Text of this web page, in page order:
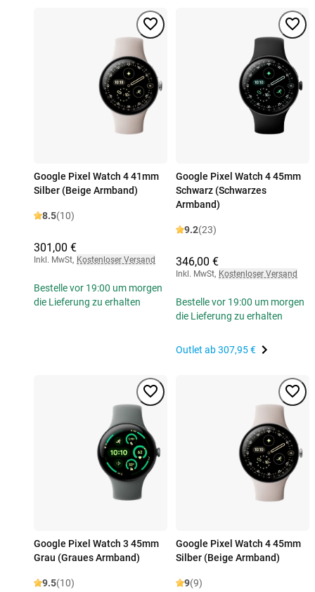
Google Pixel Watch 4 41mm
Silber (Beige Armband)
8.5(10)
301,00 €
Inkl. MwSt, Kostenloser Versand
Bestelle vor 19:00 um morgen
die Lieferung zu erhalten
Google Pixel Watch 4 45mm
Schwarz (Schwarzes
Armband)
9.2(23)
346,00 €
Inkl. MwSt, Kostenloser Versand
Bestelle vor 19:00 um morgen
die Lieferung zu erhalten
Outlet ab307,95 €
Google Pixel Watch 3 45mm
Grau (Graues Armband)
9.5(10)
Google Pixel Watch 4 45mm
Silber (Beige Armband)
9(9)